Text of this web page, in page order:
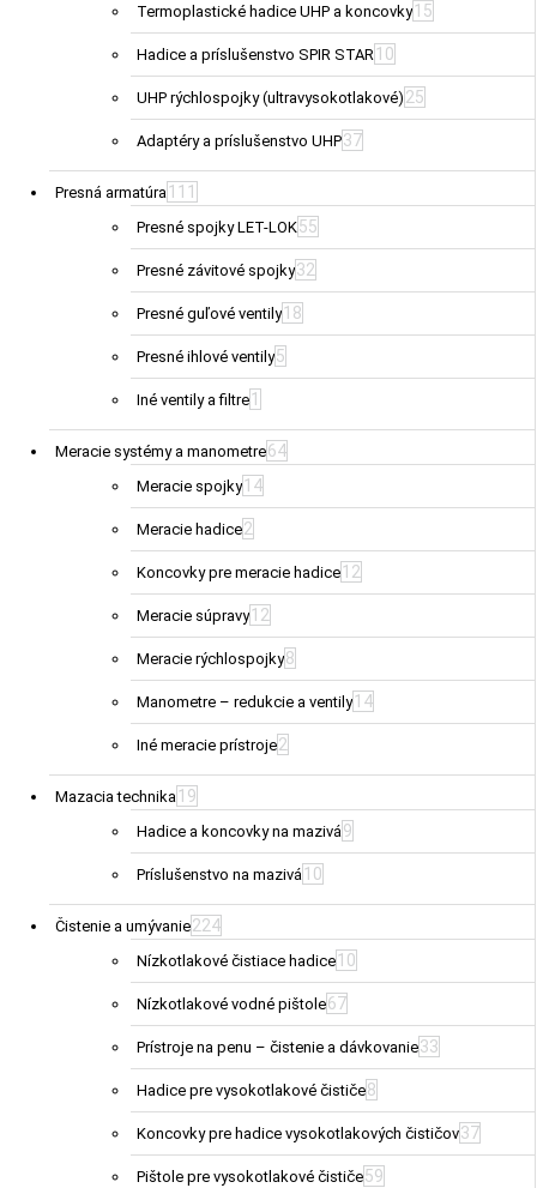
Termoplastické hadice UHP a koncovky 15
Hadice a príslušenstvo SPIR STAR 10
UHP rýchlospojky (ultravysokotlakové) 25
Adaptéry a príslušenstvo UHP37
Presná armatúra 111
Presné spojky LET-LOK55
Presné závitové spojky32
Presné guľové ventily 18
Presné ihlové ventily5
Iné ventily a filtre 1
Meracie systémy a manometre64
Meracie spojky 14
Meracie hadice2
Koncovky pre meracie hadice 12
Meracie súpravy 12
Meracie rýchlospojky8
Manometre – redukcie a ventily 14
Iné meracie prístroje2
Mazacia technika 19
Hadice a koncovky na mazivá9
Príslušenstvo na mazivá 10
Čistenie a umývanie224
Nízkotlakové čistiace hadice 10
Nízkotlakové vodné pištole67
Prístroje na penu – čistenie a dávkovanie33
Hadice pre vysokotlakové čističe8
Koncovky pre hadice vysokotlakových čističov37
Pištole pre vysokotlakové čističe59